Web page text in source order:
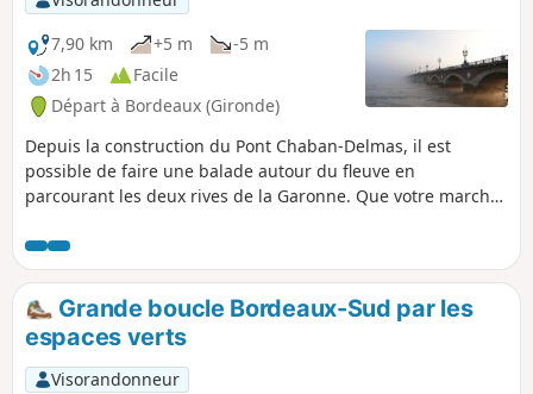
Balade accessible à vélo en faisant
attention.
7,90 km
+5 m
-5 m
2h 15
Facile
Départ à Bordeaux (Gironde)
Depuis la construction du Pont Chaban-Delmas, il est
possible de faire une balade autour du fleuve en
parcourant les deux rives de la Garonne. Que votre marche
panoramas sur le pont Bacalan Bastide (Chaban-Delmas) et
sur la Place de la Bourse.
Grande boucle Bordeaux-Sud par les
espaces verts
Visorandonneur